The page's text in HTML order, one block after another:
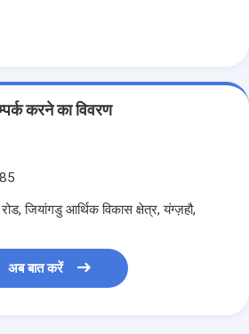
करने का विवरण
जियांगडु आर्थिक विकास क्षेत्र, यंग्ज़हौ,
अब बात करें